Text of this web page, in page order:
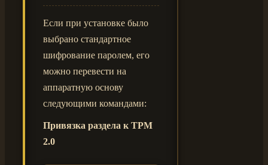
Если при установке было
выбрано стандартное
шифрование паролем, его
можно перевести на
аппаратную основу
следующими командами:
Привязка раздела к TPM
2.0